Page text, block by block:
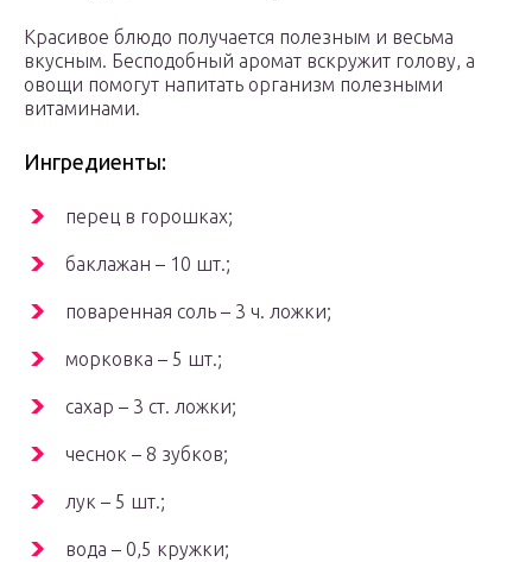
Красивое блюдо получается полезным и весьма
вкусным. Бесподобный аромат вскружит голову, а
овощи помогут напитать организм полезными
витаминами.
Ингредиенты:
перец в горошках;
баклажан – 10 шт.;
поваренная соль – 3 ч. ложки;
морковка – 5 шт.;
сахар – 3 ст. ложки;
чеснок – 8 зубков;
лук – 5 шт.;
вода – 0,5 кружки;